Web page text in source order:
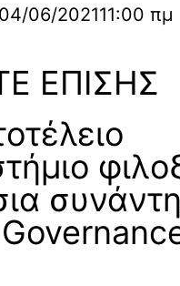
04/06/202111:00 πμ
ΕΠΙΣΗΣ